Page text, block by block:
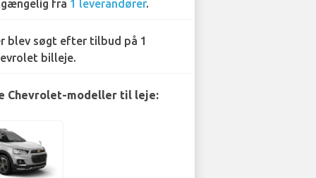
fra 1 leverandører.
blev søgt efter tilbud på 1
billeje.
Chevrolet-modeller til leje: